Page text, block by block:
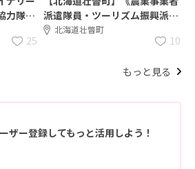
力隊募
25
派遣隊員・ツーリズム振興派遣
隊員》地域おこし協力隊
北海道壮瞥町
10
もっと見る
ザー登録してもっと活用しよう！